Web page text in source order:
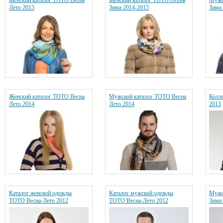
Лето 2015
Зима 2014-2015
Зима
Женский каталог ТОТО Весна
Лето 2014
Мужской каталог ТОТО Весна
Лето 2014
2013
Каталог женской одежды
ТОТО Весна-Лето 2012
Каталог мужской одежды
ТОТО Весна-Лето 2012
Зима